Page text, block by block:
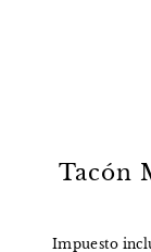
Tacón
Impuesto